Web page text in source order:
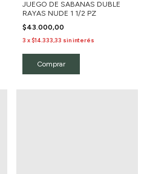
JUEGO DE SABANAS DUBLE
RAYAS NUDE 1 1/2 PZ
$43.000,00
3 x$14.333,33 sin interés
Comprar